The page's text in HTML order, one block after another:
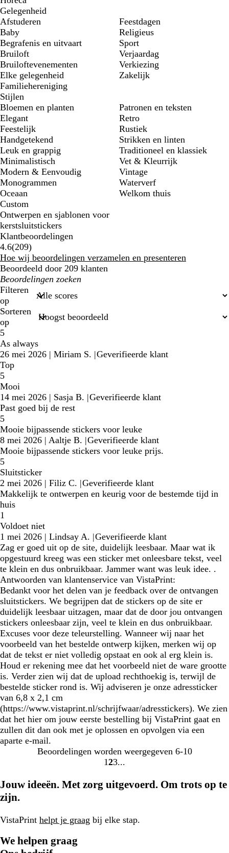
Gelegenheid
Afstuderen
Baby
Begrafenis en uitvaart
Bruiloft
Bruiloftevenementen
Elke gelegenheid
Familiehereniging
Feestdagen
Religieus
Sport
Verjaardag
Verkiezing
Zakelijk
Stijlen
Bloemen en planten
Elegant
Feestelijk
Handgetekend
Leuk en grappig
Minimalistisch
Modern & Eenvoudig
Monogrammen
Oceaan
Patronen en teksten
Retro
Rustiek
Strikken en linten
Traditioneel en klassiek
Vet & Kleurrijk
Vintage
Waterverf
Welkom thuis
Custom
Ontwerpen en sjablonen voor
kerstsluitstickers
Klantbeoordelingen
4.6(209209
klantbeoordelingen
)
Hoe wij beoordelingen verzamelen en presenteren
Beoordeeld door 209 klanten
Mijn
zoekopdrachten
Filteren
op
Sorteren
op
5
As always
26 mei 2026 | Miriam S. |Geverifieerde klant
Top
5
Mooi
14 mei 2026 | Sasja B. |Geverifieerde klant
Past goed bij de rest
5
Mooie bijpassende stickers voor leuke
8 mei 2026 | Aaltje B. |Geverifieerde klant
Mooie bijpassende stickers voor leuke prijs.
5
Sluitsticker
2 mei 2026 | Filiz C. |Geverifieerde klant
Makkelijk te ontwerpen en keurig voor de bestemde tijd in
huis
1
Voldoet niet
1 mei 2026 | Lindsay A. |Geverifieerde klant
Zag er goed uit op de site, duidelijk leesbaar. Maar wat ik
opgestuurd kreeg was een sticker met onleesbare tekst, veel
te klein en dus onbruikbaar. Jammer want was leuk idee. .
Antwoorden van klantenservice van VistaPrint:
Bedankt voor het delen van je feedback over de ontvangen
sluitstickers. We begrijpen dat de stickers op de site er
duidelijk leesbaar uitzagen, maar dat de door jou ontvangen
stickers onleesbaar zijn, veel te klein en dus onbruikbaar.
Excuses voor deze teleurstelling. Wanneer wij naar het
voorbeeld van het bestelde ontwerp kijken, merken wij op
dat de tekst er niet volledig opstaat en ook al erg klein is.
Houd er rekening mee dat het voorbeeld niet de ware grootte
is. Verder zien wij dat de upload rechthoekig is, terwijl de
bestelde sticker rond is. Wij adviseren je onze adressticker
van 6,8 x 2,1 cm
(https://www.vistaprint.nl/schrijfwaar/adresstickers). We zien
dat het hier om jouw eerste bestelling bij VistaPrint gaat en
zullen dit dan ook met je oplossen en opvolgen via een
aparte e-mail.
Beoordelingen worden weergegeven 6-10
Naar
1 Naar
2Naar
3
Jouw ideeën. Met zorg uitgevoerd. Om trots op te
zijn.
VistaPrint helpt je graag bij elke stap.
We helpen graag